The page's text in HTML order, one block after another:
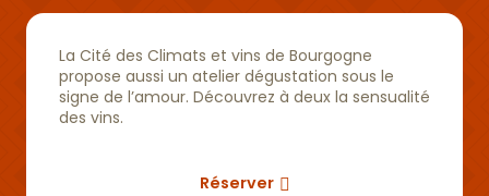
La Cité des Climats et vins de Bourgogne
propose aussi un atelier dégustation sous le
signe de l’amour. Découvrez à deux la sensualité
des vins.
Réserver